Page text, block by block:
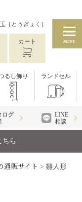
［とうぎょく］
カート MENU
るし飾り ランドセル
ログ
LINE
相談
ちら
通販サイト > 雛人形